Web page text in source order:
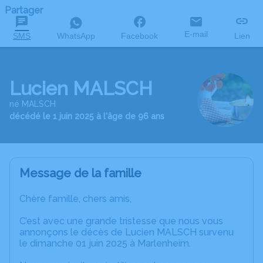
Partager
SMS WhatsApp Facebook E-mail Lien
Lucien MALSCH
né MALSCH
décédé le 1 juin 2025 à l'âge de 96 ans
Message de la famille
Chère famille, chers amis,
C’est avec une grande tristesse que nous vous
annonçons le décès de Lucien MALSCH survenu
le dimanche 01 juin 2025 à Marlenheim.